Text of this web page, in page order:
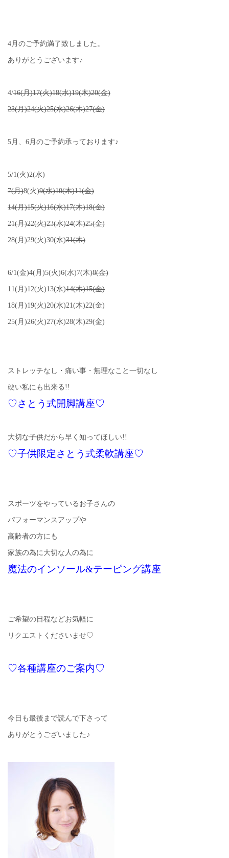
4月のご予約満了致しました。
ありがとうございます♪
4/16(月)17(火)18(水)19(木)20(金)
23(月)24(火)25(水)26(木)27(金)
5月、6月のご予約承っております♪
5/1(火)2(水)
7(月)8(火)9(水)10(木)11(金)
14(月)15(火)16(水)17(木)18(金)
21(月)22(火)23(水)24(木)25(金)
28(月)29(火)30(水)31(木)
6/1(金)4(月)5(火)6(水)7(木)8(金)
11(月)12(火)13(水)14(木)15(金)
18(月)19(火)20(水)21(木)22(金)
25(月)26(火)27(水)28(木)29(金)
ストレッチなし・痛い事・無理なこと一切なし
硬い私にも出来る!!
♡さとう式開脚講座♡
大切な子供だから早く知ってほしい!!
♡子供限定さとう式柔軟講座♡
スポーツをやっているお子さんの
パフォーマンスアップや
高齢者の方にも
家族の為に大切な人の為に
魔法のインソール&テーピング講座
ご希望の日程などお気軽に
リクエストくださいませ♡
♡各種講座のご案内♡
今日も最後まで読んで下さって
ありがとうございました♪